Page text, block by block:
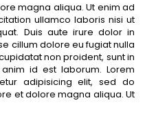
magna aliqua. Ut enim ad
ullamco laboris nisi ut
Duis aute irure dolor in
cillum dolore eu fugiat nulla
non proident, sunt in
id est laborum. Lorem
adipisicing elit, sed do
et dolore magna aliqua. Ut